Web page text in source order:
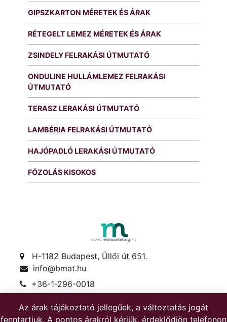
Az árak tájékoztató jellegűek, a változtatás jogát
fenntartjuk. A pontos árakról kérjük, érdeklődjön telefonon
GIPSZKARTON MÉRETEK ÉS ÁRAK
RÉTEGELT LEMEZ MÉRETEK ÉS ÁRAK
ZSINDELY FELRAKÁSI ÚTMUTATÓ
ONDULINE HULLÁMLEMEZ FELRAKÁSI
ÚTMUTATÓ
TERASZ LERAKÁSI ÚTMUTATÓ
LAMBÉRIA FELRAKÁSI ÚTMUTATÓ
HAJÓPADLÓ LERAKÁSI ÚTMUTATÓ
FÓZOLÁS KISOKOS
H-1182 Budapest, Üllői út 651.
info@bmat.hu
+36-1-296-0018
+36-30-622-1719
Hétfő-péntek: 8-17